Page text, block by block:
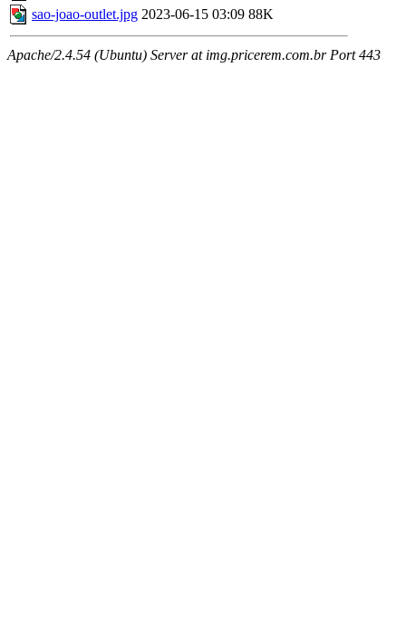
sao-joao-outlet.jpg 2023-06-15 03:09 88K
Apache/2.4.54 (Ubuntu) Server at img.pricerem.com.br Port 443